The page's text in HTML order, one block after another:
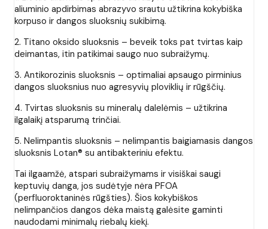
aliuminio apdirbimas abrazyvo srautu užtikrina kokybiška
korpuso ir dangos sluoksnių sukibimą.
2. Titano oksido sluoksnis – beveik toks pat tvirtas kaip
deimantas, itin patikimai saugo nuo subraižymų.
3. Antikorozinis sluoksnis – optimaliai apsaugo pirminius
dangos sluoksnius nuo agresyvių ploviklių ir rūgščių.
4. Tvirtas sluoksnis su mineralų dalelėmis – užtikrina
ilgalaikį atsparumą trinčiai.
5. Nelimpantis sluoksnis – nelimpantis baigiamasis dangos
sluoksnis Lotan® su antibakteriniu efektu.
Tai ilgaamžė, atspari subraižymams ir visiškai saugi
keptuvių danga, jos sudėtyje nėra PFOA
(perfluoroktaninės rūgšties). Šios kokybiškos
nelimpančios dangos dėka maistą galėsite gaminti
naudodami minimalų riebalų kiekį.